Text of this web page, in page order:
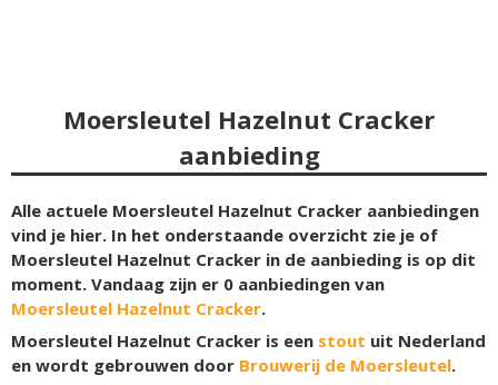
Moersleutel Hazelnut Cracker
aanbieding
Alle actuele Moersleutel Hazelnut Cracker aanbiedingen
vind je hier. In het onderstaande overzicht zie je of
Moersleutel Hazelnut Cracker in de aanbieding is op dit
moment. Vandaag zijn er 0 aanbiedingen van
Moersleutel Hazelnut Cracker.
Moersleutel Hazelnut Cracker is een stout uit Nederland
en wordt gebrouwen door Brouwerij de Moersleutel.